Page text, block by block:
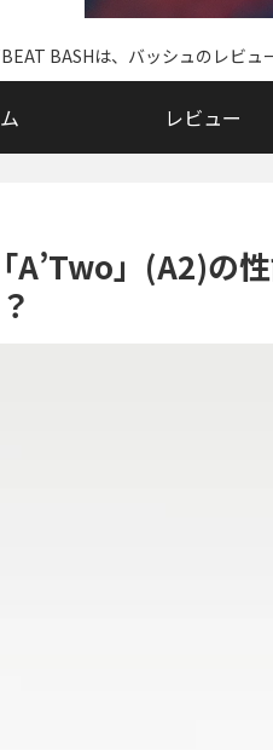
BASHは、バッシュのレビ
レビュー
A’Two」(A2)の